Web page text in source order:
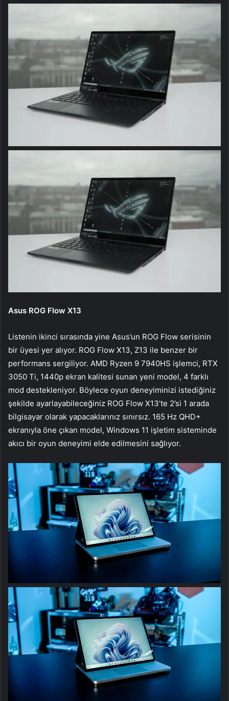
Asus ROG Flow X13
Listenin ikinci sırasında yine Asus’un ROG Flow serisinin
bir üyesi yer alıyor. ROG Flow X13, Z13 ile benzer bir
performans sergiliyor. AMD Ryzen 9 7940HS işlemci, RTX
3050 Ti, 1440p ekran kalitesi sunan yeni model, 4 farklı
mod destekleniyor. Böylece oyun deneyiminizi istediğiniz
şekilde ayarlayabileceğiniz ROG Flow X13’te 2’si 1 arada
bilgisayar olarak yapacaklarınız sınırsız. 165 Hz QHD+
ekranıyla öne çıkan model, Windows 11 işletim sisteminde
akıcı bir oyun deneyimi elde edilmesini sağlıyor.